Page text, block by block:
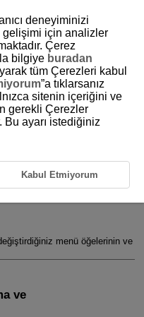
menü öğelerinin ve
ve
deneyiminizi
için analizler
Çerez
bilgiye buradan
tüm Çerezleri kabul
”a tıklarsanız
sitenin içeriğini ve
gerekli Çerezler
Bu ayarı istediğiniz
Kabul Etmiyorum